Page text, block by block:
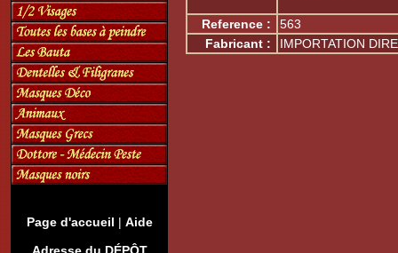
Page d'accueil | Aide
Reference :
563
Fabricant :
IMPORTATION